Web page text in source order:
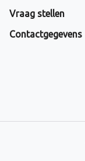
Vraag stellen
Contactgegevens